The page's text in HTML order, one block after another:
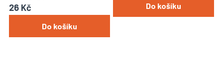
26 Kč
Do košíku
Do košíku